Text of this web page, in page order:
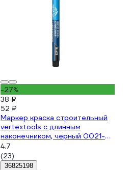
-27%
38 ₽
52 ₽
Маркер краска строительный
vertextools с длинным
наконечником, черный 0021-
02
4.7
(23)
36825198